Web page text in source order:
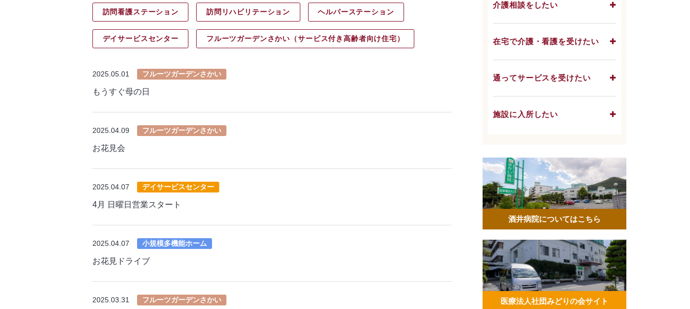
訪問看護ステーション 訪問リハビリ テーション ヘルパーステーション
デイサービスセンター フルーツガーデンさかい（サービス付き高齢者向け住宅）
2025.05.01 フルーツガーデンさかい
もうすぐ母の日
2025.04.09 フルーツガーデンさかい
お花見会
2025.04.07 デイサービスセンター
4月 日曜日営業スタート
2025.04.07 小規模多機能ホーム
お花見ドライブ
2025.03.31 フルーツガーデンさかい
介護相談をしたい
在宅で介護・看護を受けたい
通ってサービスを受けたい
施設に入所したい
酒井病院についてはこちら
医療法人社団みどりの会サイト